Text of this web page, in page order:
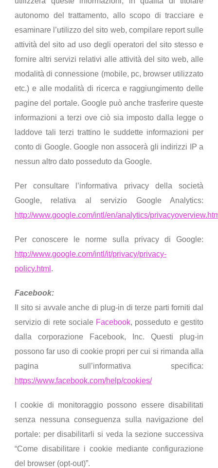
autonomo del trattamento, allo scopo di tracciare e
esaminare l’utilizzo del sito web, compilare report sulle
attività del sito ad uso degli operatori del sito stesso e
fornire altri servizi relativi alle attività del sito web, alle
modalità di connessione (mobile, pc, browser utilizzato
etc.) e alle modalità di ricerca e raggiungimento delle
pagine del portale. Google può anche trasferire queste
informazioni a terzi ove ciò sia imposto dalla legge o
laddove tali terzi trattino le suddette informazioni per
conto di Google. Google non assocerà gli indirizzi IP a
nessun altro dato posseduto da Google.
Per consultare l’informativa privacy della società
Google, relativa al servizio Google Analytics:
http://www.google.com/intl/en/analytics/
Per conoscere le norme sulla privacy di Google:
http://www.google.com/intl/it/privacy/privacy-
policy.html .
Facebook:
Il sito si avvale anche di plug-in di terze parti forniti dal
servizio di rete sociale Facebook, posseduto e gestito
dalla corporazione Facebook, Inc. Questi plug-in
possono far uso di cookie propri per cui si rimanda alla
pagina sull’informativa specifica:
https://www.facebook.com/help/cookies/
I cookie di monitoraggio possono essere disabilitati
senza nessuna conseguenza sulla navigazione del
portale: per disabilitarli si veda la sezione successiva
“Come disabilitare i cookie mediante configurazione
del browser (opt-out)”.